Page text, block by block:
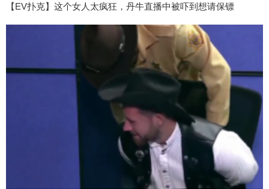
【EV扑克】这个女人太疯狂，丹牛直播中被吓到想请保镖